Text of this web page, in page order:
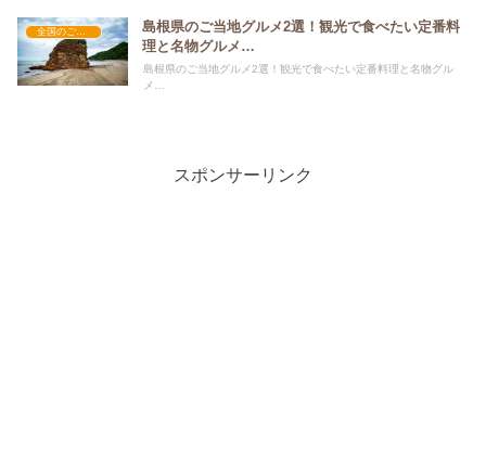
全国のご当地グルメ
島根県のご当地グルメ2選！観光で食べたい定番料
理と名物グルメ…
島根県のご当地グルメ2選！観光で食べたい定番料理と名物グル
メ…
スポンサーリンク